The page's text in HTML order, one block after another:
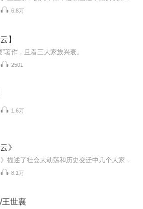
6.8万
】
”著作，且看三大家族兴衰。
2501
1.6万
》
8.1万
王世襄